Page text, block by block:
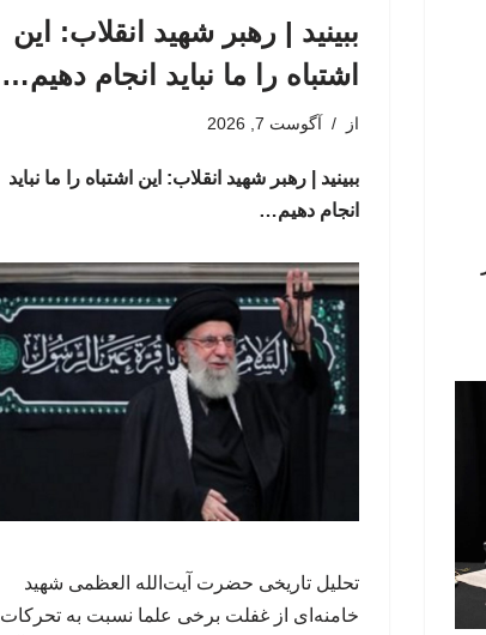
ببینید | رهبر شهید انقلاب: این
اشتباه را ما نباید انجام دهیم…
از آگوست 7, 2026
ببینید | رهبر شهید انقلاب: این اشتباه را ما نباید
انجام دهیم…
تحلیل تاریخی حضرت آیت‌الله العظمی شهید
خامنه‌ای از غفلت برخی علما نسبت به تحرکات